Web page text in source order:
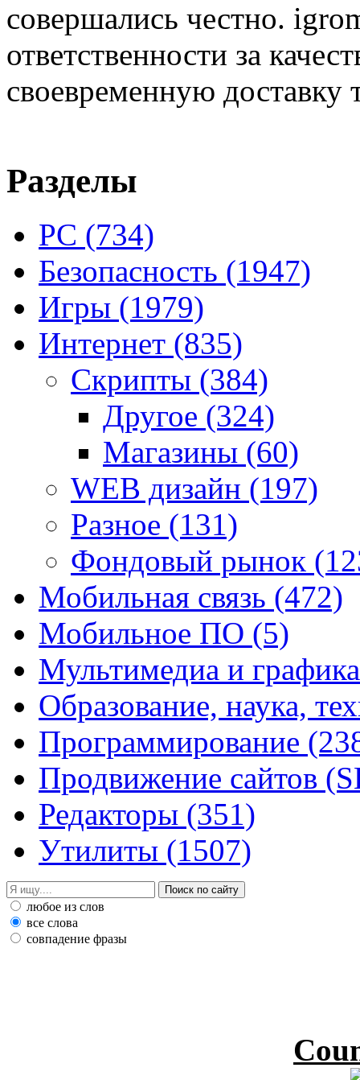
совершались честно.
ответственности за
своевременную доставку
Разделы
PC (734)
Безопасность (1947)
Игры (1979)
Интернет (835)
Скрипты (384)
Другое (324)
Магазины (60)
WEB дизайн (197)
Разное (131)
Фондовый рынок
Мобильная связь (472)
Мобильное ПО (5)
Мультимедиа и
Образование, наука,
Программирование
Продвижение сайтов
Редакторы (351)
Утилиты (1507)
любое из слов
все слова
совпадение фразы